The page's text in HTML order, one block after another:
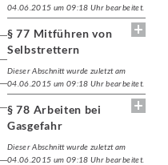
04.06.2015 um 09:18 Uhr bearbeitet.
§ 77 Mitführen von
Selbstrettern
Dieser Abschnitt wurde zuletzt am
04.06.2015 um 09:18 Uhr bearbeitet.
§ 78 Arbeiten bei
Gasgefahr
Dieser Abschnitt wurde zuletzt am
04.06.2015 um 09:18 Uhr bearbeitet.